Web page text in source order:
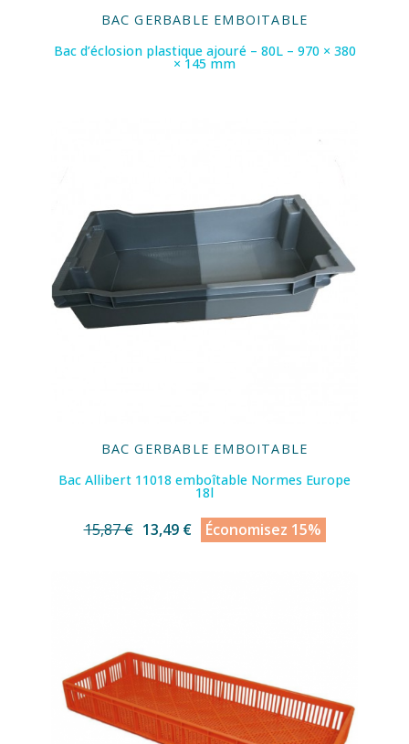
BAC GERBABLE EMBOITABLE
Bac d’éclosion plastique ajouré – 80L – 970 × 380
× 145 mm
BAC GERBABLE EMBOITABLE
Bac Allibert 11018 emboîtable Normes Europe
18l
15,87 € 13,49 € Économisez 15%